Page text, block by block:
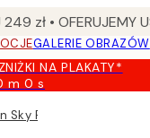
zł • OFERUJEMY
GALERIE OBRAZÓW
NA PLAKATY*
m0 s
Ważny
do:
2026-
Plakat